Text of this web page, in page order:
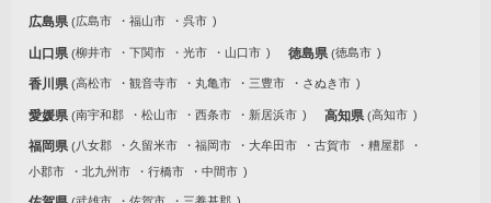
広島県 広島市 福山市 呉市
山口県 柳井市 下関市 光市 山口市 徳島県 徳島市
香川県 高松市 観音寺市 丸亀市 三豊市 さぬき市
愛媛県 南宇和郡 松山市 西条市 新居浜市 高知県 高知市
福岡県 八女郡 久留米市 福岡市 大牟田市 古賀市
糟屋郡
小郡市
北九州市 行橋市 中間市